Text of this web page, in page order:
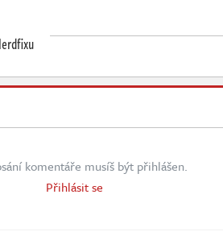
komentáře musíš být přihlášen.
Přihlásit se